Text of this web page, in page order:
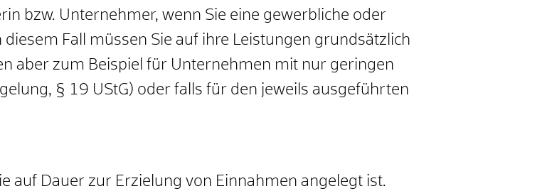
bzw. Unternehmer, wenn Sie eine gewerbliche oder
Fall müssen Sie auf ihre Leistungen grundsätzlich
aber zum Beispiel für Unternehmen mit nur geringen
§ 19 UStG) oder falls für den jeweils ausgeführten
auf Dauer zur Erzielung von Einnahmen angelegt ist.